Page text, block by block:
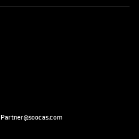
Partner@soocas.com